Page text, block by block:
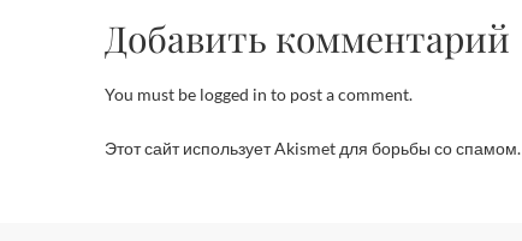
Добавить комментарий
You must be logged in to post a comment.
Этот сайт использует Akismet для борьбы со спамом.